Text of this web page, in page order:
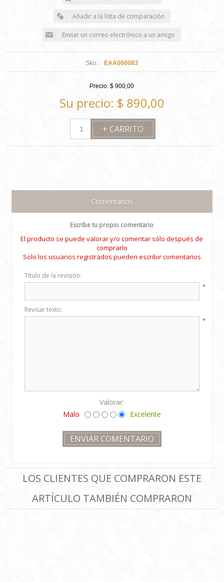
Sku: EAA000083
Precio: $ 900,00
Su precio: $ 890,00
Comentarios
Escribe tu propio comentario
El producto se puede valorar y/o comentar sólo después de
comprarlo
Solo los usuarios registrados pueden escribir comentarios
Título de la revisión:
*
Revisar texto:
*
Valorar:
Malo
Excelente
LOS CLIENTES QUE COMPRARON ESTE
ARTÍCULO TAMBIÉN COMPRARON